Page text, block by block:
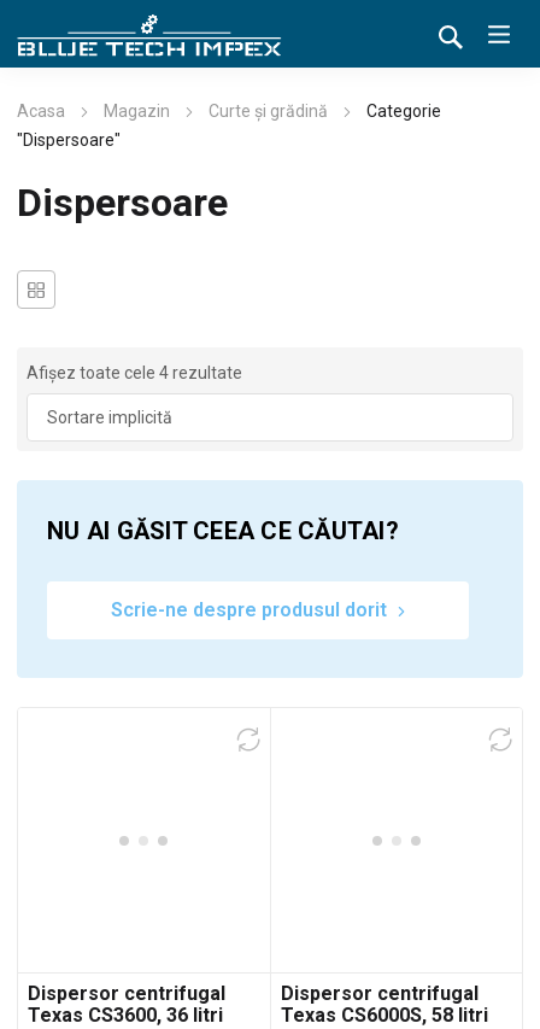
Acasa Magazin Curte și grădină
Categorie
"Dispersoare"
Dispersoare
Afișez toate cele 4 rezultate
NU AI GĂSIT CEEA CE CĂUTAI?
Scrie-ne despre produsul dorit
Dispersor centrifugal
Texas CS3600, 36 litri
Dispersor centrifugal
Texas CS6000S, 58 litri